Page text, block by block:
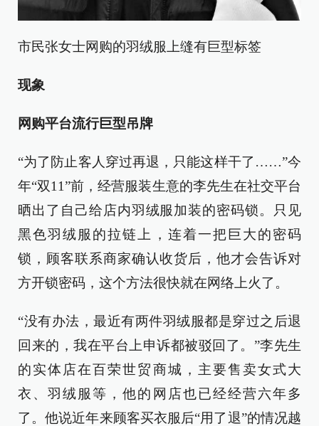
市民张女士网购的羽绒服上缝有巨型标签
现象
网购平台流行巨型吊牌
“为了防止客人穿过再退，只能这样干了……”今
年“双11”前，经营服装生意的李先生在社交平台
晒出了自己给店内羽绒服加装的密码锁。只见
黑色羽绒服的拉链上，连着一把巨大的密码
锁，顾客联系商家确认收货后，他才会告诉对
方开锁密码，这个方法很快就在网络上火了。
“没有办法，最近有两件羽绒服都是穿过之后退
回来的，我在平台上申诉都被驳回了。”李先生
的实体店在百荣世贸商城，主要售卖女式大
衣、羽绒服等，他的网店也已经经营六年多
了。他说近年来顾客买衣服后“用了退”的情况越